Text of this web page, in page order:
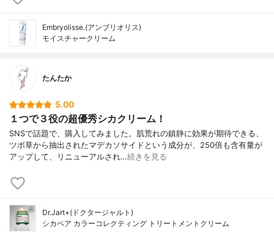
Embryolisse.(アンブリオリス)
モイスチャークリーム
たんたか
5.00
１つで３役の超優秀シカクリーム！
SNSで話題で、購入してみました。肌荒れの鎮静に効果が期待できる、
ツボ草から抽出されたマデカソサイドという成分が、250倍も含有量が
アップして、リニューアルされ…続きを見る
Dr.Jart+(ドクタージャルト)
シカペア カラーコレクティング トリートメントクリーム